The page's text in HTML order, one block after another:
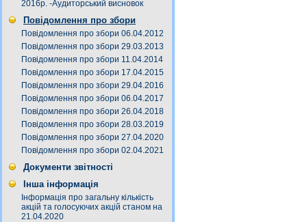
2016р. -Аудиторський висновок
Повідомлення про збори
Повідомлення про збори 06.04.2012
Повідомлення про збори 29.03.2013
Повідомлення про збори 11.04.2014
Повідомлення про збори 17.04.2015
Повідомлення про збори 29.04.2016
Повідомлення про збори 06.04.2017
Повідомлення про збори 26.04.2018
Повідомлення про збори 28.03.2019
Повідомлення про збори 27.04.2020
Повідомлення про збори 02.04.2021
Документи звітності
Інша інформація
Інформація про загальну кількість
акцій та голосуючих акцій станом на
21.04.2020